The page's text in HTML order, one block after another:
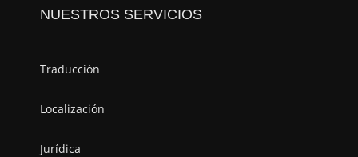
NUESTROS SERVICIOS
Traducción
Localización
Jurídica